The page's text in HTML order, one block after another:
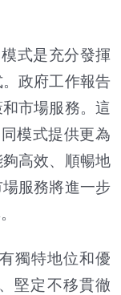
式是充分發揮
政府工作報告
市場服務。這
模式提供更為
高效、順暢地
服務將進一步
獨特地位和優
堅定不移貫徹